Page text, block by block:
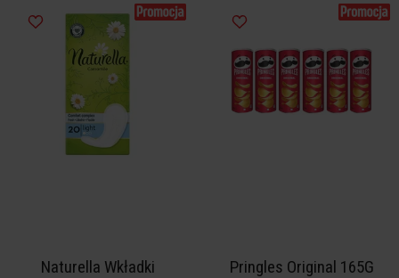
Naturella Wkładki
Pringles Original 165G